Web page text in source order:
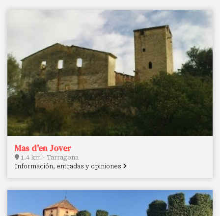
Mas d'en Jover
1.4 km - Tarragona
Información, entradas y opiniones